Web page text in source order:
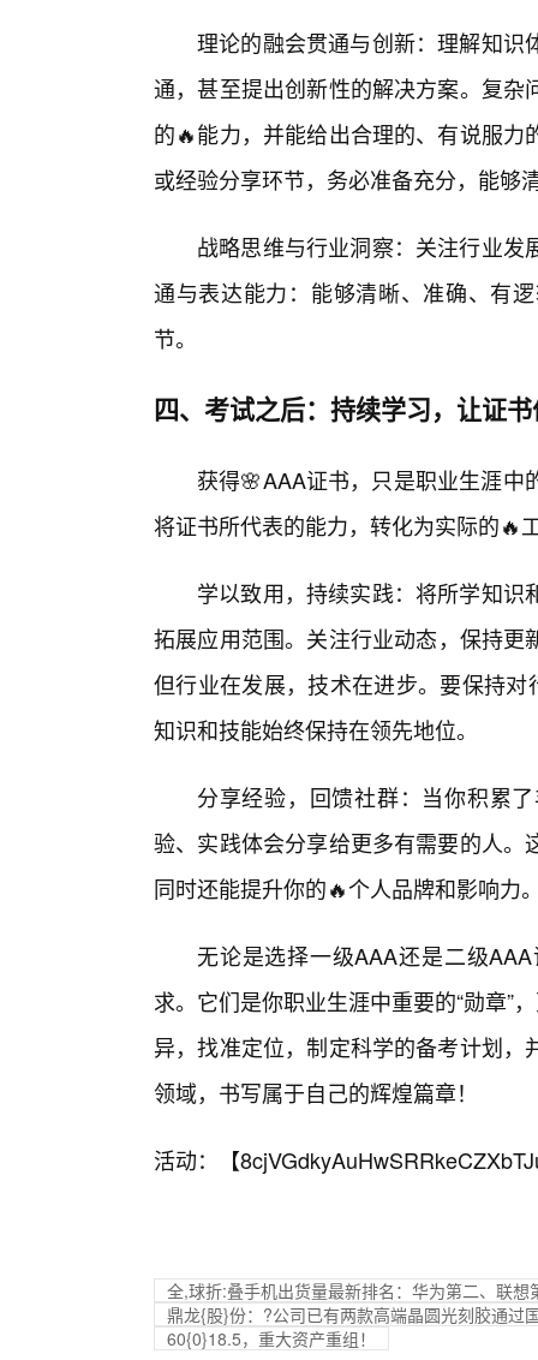
理论的融会贯通与创新：理解知识
通，甚至提出创新性的解决方案。复
的🔥能力，并能给出合理的、有说服
或经验分享环节，务必准备充分，能够
战略思维与行业洞察：关注行业
通与表达能力：能够清晰、准确、有
节。
四、考试之后：持续学习，让证
获得🌸AAA证书，只是职业生涯
将证书所代表的能力，转化为实际的🔥
学以致用，持续实践：将所学知
拓展应用范围。关注行业动态，保持
但行业在发展，技术在进步。要保持
知识和技能始终保持在领先地位。
分享经验，回馈社群：当你积累
验、实践体会分享给更多有需要的人
同时还能提升你的🔥个人品牌和影响力
无论是选择一级AAA还是二级
求。它们是你职业生涯中重要的“勋章”
异，找准定位，制定科学的备考计划
领域，书写属于自己的辉煌篇章！
活动：【
全,球折:叠手机出货量最新排名：华为第二、联想
鼎龙{股}份：?公司已有两款高端晶圆光刻胶通过
60{0}18.5，重大资产重组！